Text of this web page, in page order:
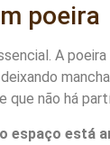
poeira
A poeira
que não há
espaço está